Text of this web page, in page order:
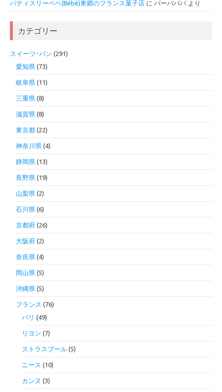
パティスリーベベ(Bébé)東郷のフランス菓子店 に バーバパパ より
カテゴリー
スイーツ･パン (291)
愛知県 (73)
岐阜県 (11)
三重県 (8)
滋賀県 (8)
東京都 (22)
神奈川県 (4)
静岡県 (13)
長野県 (19)
山梨県 (2)
石川県 (6)
京都府 (26)
大阪府 (2)
奈良県 (4)
岡山県 (5)
沖縄県 (5)
フランス (76)
パリ (49)
リヨン (7)
ストラスブール (5)
ニース (10)
カンヌ (3)